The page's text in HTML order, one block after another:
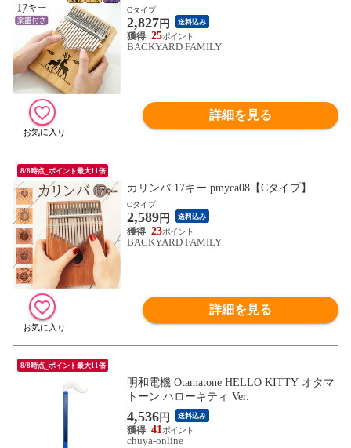
Cタイプ
2,827円 送料込み
25
BACKYARD FAMILY
詳細を見る
8/8時点_ポイント最大11倍
カリンバ 17キー pmyca08【Cタイプ】
Cタイプ
2,589円 送料込み
23
BACKYARD FAMILY
詳細を見る
8/8時点_ポイント最大11倍
明和電機 Otamatone HELLO KITTY オタマ
トーン ハローキティ Ver.
4,536円 送料込み
41
chuya-online